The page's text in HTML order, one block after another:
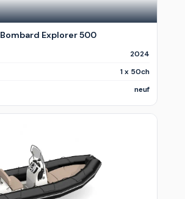
Bombard Explorer 500
2024
1 x 50ch
neuf